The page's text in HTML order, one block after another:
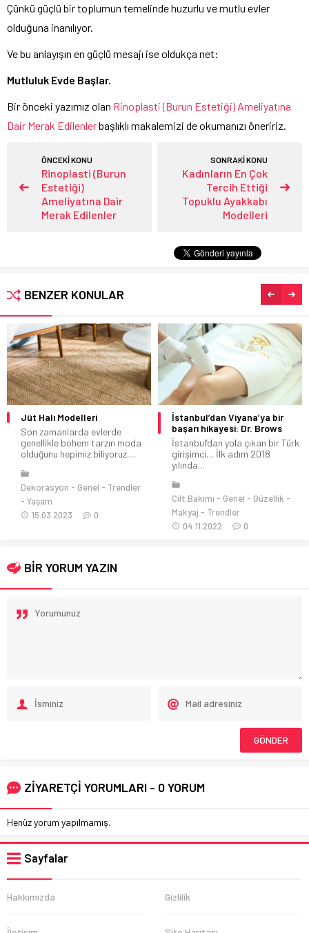
Çünkü güçlü bir toplumun temelinde huzurlu ve mutlu evler
olduğuna inanılıyor.
Ve bu anlayışın en güçlü mesajı ise oldukça net:
Mutluluk Evde Başlar.
Bir önceki yazımız olan Rinoplasti (Burun Estetiği) Ameliyatına
Dair Merak Edilenlerbaşlıklı makalemizi de okumanızı öneririz.
ÖNCEKİ KONU
Rinoplasti (Burun
Estetiği)
Ameliyatına Dair
Merak Edilenler
SONRAKİ KONU
Kadınların En Çok
Tercih Ettiği
Topuklu Ayakkabı
Modelleri
BENZER KONULAR
Jüt Halı Modelleri
Son zamanlarda evlerde
genellikle bohem tarzın moda
olduğunu hepimiz biliyoruz....
Dekorasyon Genel
Trendler
Yaşam
15.03.2023
0
İstanbul’dan Viyana’ya bir
başarı hikayesi: Dr. Brows
İstanbul’dan yola çıkan bir Türk
girişimci… İlk adım 2018
yılında...
Cilt Bakımı Genel
Güzellik
Makyaj
Trendler
04.11.2022
0
BİR YORUM YAZIN
ZİYARETÇİ YORUMLARI - 0 YORUM
Henüz yorum yapılmamış.
Sayfalar
Hakkımızda Gizlilik